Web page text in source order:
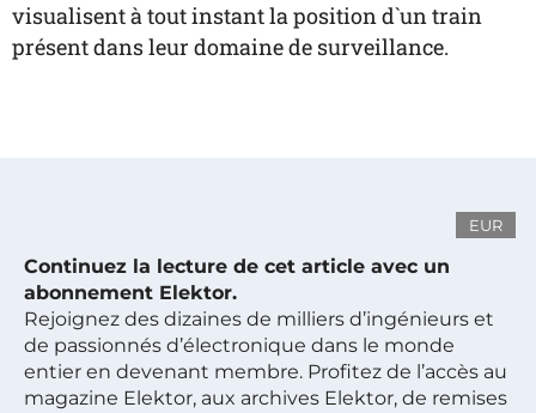
visualisent à tout instant la position d`un train
présent dans leur domaine de surveillance.
EUR
Continuez la lecture de cet article avec un
abonnement Elektor.
Rejoignez des dizaines de milliers d’ingénieurs et
de passionnés d’électronique dans le monde
entier en devenant membre. Profitez de l’accès au
magazine Elektor, aux archives Elektor, de remises